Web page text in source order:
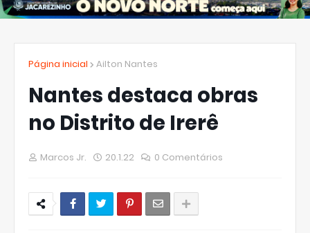
Página inicial Ailton Nantes
Nantes destaca obras
no Distrito de Irerê
Marcos Jr. 20.1.22 0 Comentários